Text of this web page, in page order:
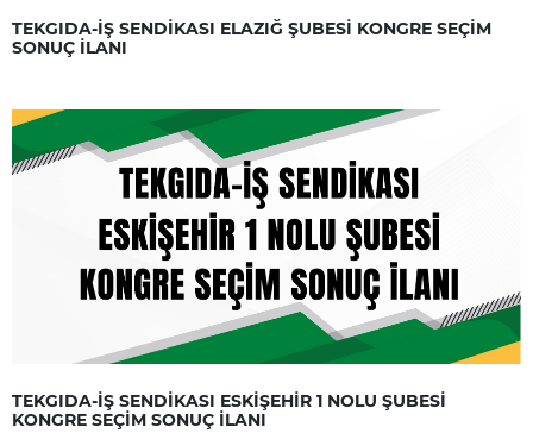
TEKGIDA-İŞ SENDİKASI ELAZIĞ ŞUBESİ KONGRE SEÇİM
SONUÇ İLANI
TEKGIDA-İŞ SENDİKASI ESKİŞEHİR 1 NOLU ŞUBESİ
KONGRE SEÇİM SONUÇ İLANI